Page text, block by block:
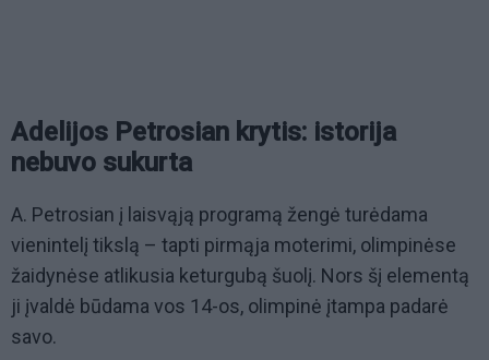
Adelijos Petrosian krytis: istorija
nebuvo sukurta
A. Petrosian į laisvąją programą žengė turėdama
vienintelį tikslą – tapti pirmąja moterimi, olimpinėse
žaidynėse atlikusia keturgubą šuolį. Nors šį elementą
ji įvaldė būdama vos 14-os, olimpinė įtampa padarė
savo.